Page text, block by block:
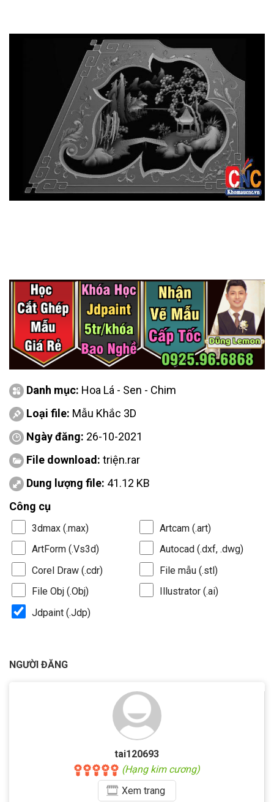
Danh mục: Hoa Lá - Sen - Chim
Loại file: Mẫu Khắc 3D
Ngày đăng: 26-10-2021
File download: triện.rar
Dung lượng file: 41.12 KB
Công cụ
3dmax (.max)
Artcam (.art)
ArtForm (.Vs3d)
Autocad (.dxf, .dwg)
Corel Draw (.cdr)
File mẫu (.stl)
File Obj (.Obj)
Illustrator (.ai)
Jdpaint (.Jdp)
NGƯỜI ĐĂNG
tai120693
(Hạng kim cương)
Xemtrang